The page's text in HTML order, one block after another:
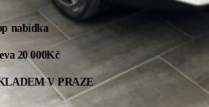
nabídka
20 000Kč
V PRAZE